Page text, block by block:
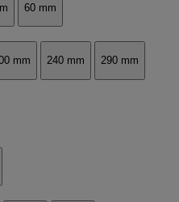
60 mm
mm 240 mm 290 mm